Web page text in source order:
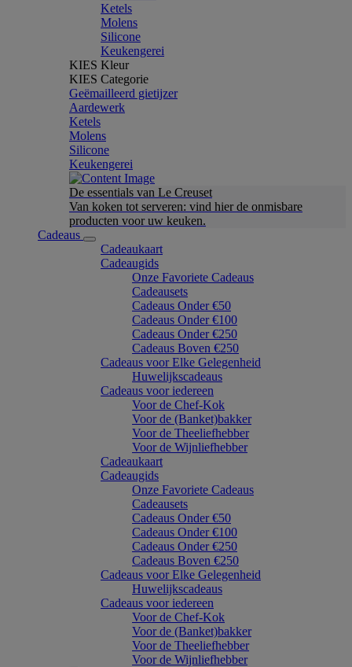
Ketels
Molens
Silicone
Keukengerei
KIES Kleur
KIES Categorie
Geëmailleerd gietijzer
Aardewerk
Ketels
Molens
Silicone
Keukengerei
De essentials van Le Creuset
Van koken tot serveren: vind hier de onmisbare
producten voor uw keuken.
Cadeaus
Cadeaukaart
Cadeaugids
Onze Favoriete Cadeaus
Cadeausets
Cadeaus Onder €50
Cadeaus Onder €100
Cadeaus Onder €250
Cadeaus Boven €250
Cadeaus voor Elke Gelegenheid
Huwelijkscadeaus
Cadeaus voor iedereen
Voor de Chef-Kok
Voor de (Banket)bakker
Voor de Theeliefhebber
Voor de Wijnliefhebber
Cadeaukaart
Cadeaugids
Onze Favoriete Cadeaus
Cadeausets
Cadeaus Onder €50
Cadeaus Onder €100
Cadeaus Onder €250
Cadeaus Boven €250
Cadeaus voor Elke Gelegenheid
Huwelijkscadeaus
Cadeaus voor iedereen
Voor de Chef-Kok
Voor de (Banket)bakker
Voor de Theeliefhebber
Voor de Wijnliefhebber